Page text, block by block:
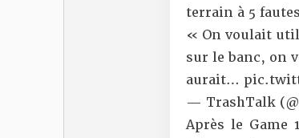
terrain à 5
« On voulait
sur le banc, on
aurait…
— TrashTalk
Après le